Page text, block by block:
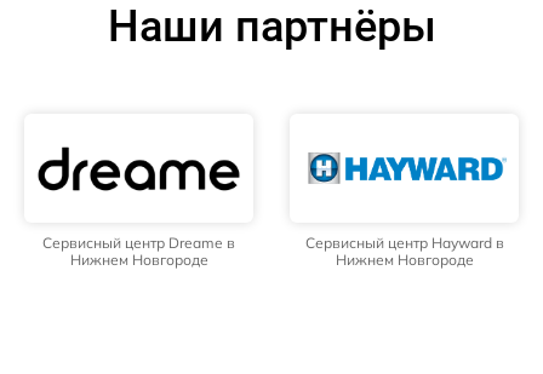
Наши партнёры
Сервисный центр Dreame в
Нижнем Новгороде
Сервисный центр Hayward в
Нижнем Новгороде